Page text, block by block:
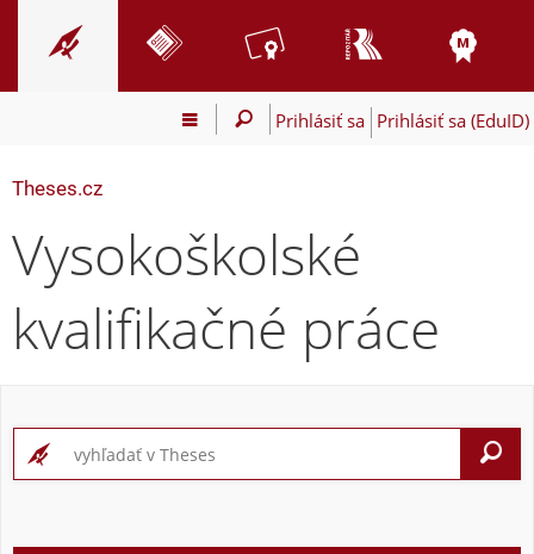
Prihlásiť sa Prihlásiť sa (EduID)
Theses.cz
Vysokoškolské
kvalifikačné práce